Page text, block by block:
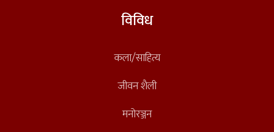
विविध
कला/साहित्य
जीवन शैली
मनोरञ्जन